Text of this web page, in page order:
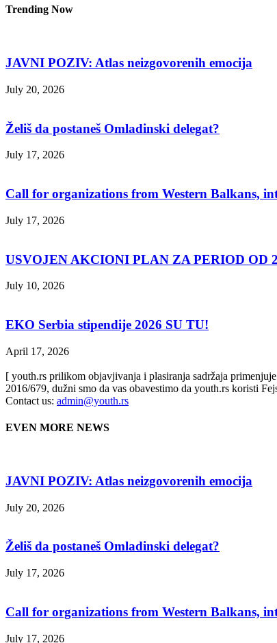
Trending Now
JAVNI POZIV: Atlas neizgovorenih emocija
July 20, 2026
Želiš da postaneš Omladinski delegat?
July 17, 2026
Call for organizations from Western Balkans,
July 17, 2026
USVOJEN AKCIONI PLAN ZA PERIOD OD
July 10, 2026
EKO Serbia stipendije 2026 SU TU!
April 17, 2026
[ youth.rs prilikom objavjivanja i plasiranja sadržaja
2016/679, dužni smo da vas obavestimo da youth.rs koristi
Contact us: admin@youth.rs
EVEN MORE NEWS
JAVNI POZIV: Atlas neizgovorenih emocija
July 20, 2026
Želiš da postaneš Omladinski delegat?
July 17, 2026
Call for organizations from Western Balkans,
July 17, 2026